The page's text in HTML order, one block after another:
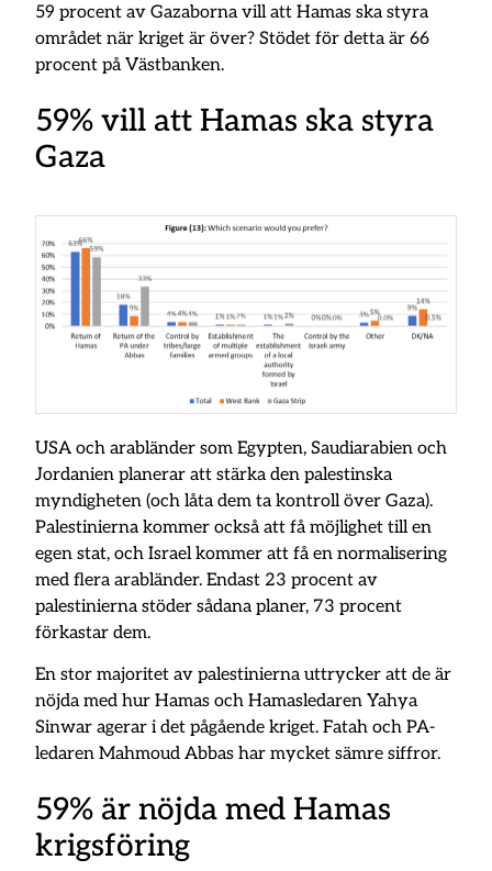
59 procent av Gazaborna vill att Hamas ska styra
området när kriget är över? Stödet för detta är 66
procent på Västbanken.
59% vill att Hamas ska styra
Gaza
USA och arabländer som Egypten, Saudiarabien och
Jordanien planerar att stärka den palestinska
myndigheten (och låta dem ta kontroll över Gaza).
Palestinierna kommer också att få möjlighet till en
egen stat, och Israel kommer att få en normalisering
med flera arabländer. Endast 23 procent av
palestinierna stöder sådana planer, 73 procent
förkastar dem.
En stor majoritet av palestinierna uttrycker att de är
nöjda med hur Hamas och Hamasledaren Yahya
Sinwar agerar i det pågående kriget. Fatah och PA-
ledaren Mahmoud Abbas har mycket sämre siffror.
59% är nöjda med Hamas
krigsföring